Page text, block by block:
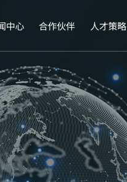
中心 合作伙伴 人才策略